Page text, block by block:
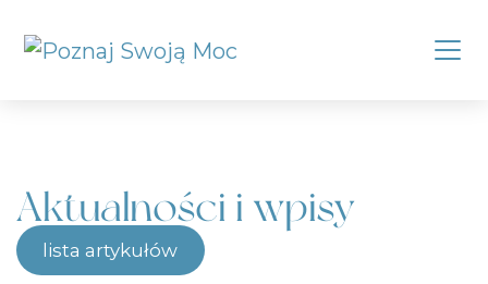
Aktualności i wpisy
lista artykułów